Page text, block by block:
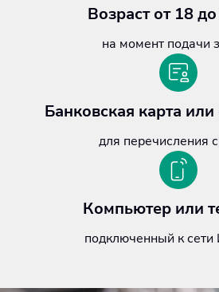
Возраст от 18
на момент подачи
Банковская карта или
для перечисления
Компьютер или
подключенный к сети